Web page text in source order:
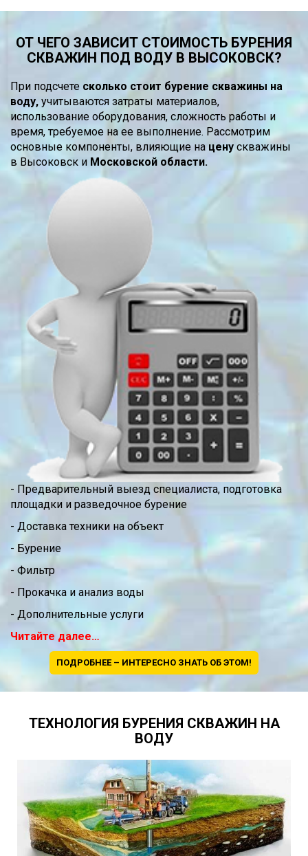
ОТ ЧЕГО ЗАВИСИТ СТОИМОСТЬ БУРЕНИЯ
СКВАЖИН ПОД ВОДУ В ВЫСОКОВСК?
При подсчете сколько стоит бурение скважины на
воду, учитываются затраты материалов,
использование оборудования, сложность работы и
время, требуемое на ее выполнение. Рассмотрим
основные компоненты, влияющие на цену скважины
в Высоковск и Московской области.
- Предварительный выезд специалиста, подготовка
площадки и разведочное бурение
- Доставка техники на объект
- Бурение
- Фильтр
- Прокачка и анализ воды
- Дополнительные услуги
Читайте далее…
ПОДРОБНЕЕ – ИНТЕРЕСНО ЗНАТЬ ОБ ЭТОМ!
ТЕХНОЛОГИЯ БУРЕНИЯ СКВАЖИН НА
ВОДУ